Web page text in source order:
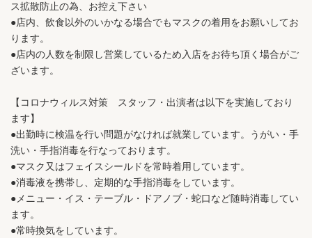
ス拡散防止の為、お控え下さい
●店内、飲食以外のいかなる場合でもマスクの着用をお願いしてお
ります。
●店内の人数を制限し営業しているため入店をお待ち頂く場合がご
ざいます。
【コロナウィルス対策 スタッフ・出演者は以下を実施しており
ます】
●出勤時に検温を行い問題がなければ就業しています。うがい・手
洗い・手指消毒を行なっております。
●マスク又はフェイスシールドを常時着用しています。
●消毒液を携帯し、定期的な手指消毒をしています。
●メニュー・イス・テーブル・ドアノブ・蛇口など随時消毒してい
ます。
●常時換気をしています。